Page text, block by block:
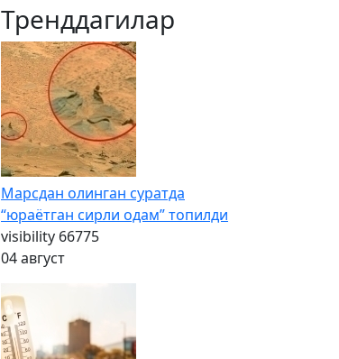
Тренддагилар
Марсдан олинган суратда
“юраётган сирли одам” топилди
visibility 66775
04 август